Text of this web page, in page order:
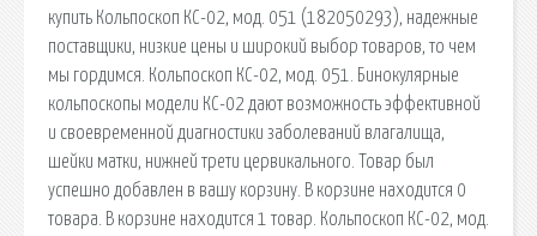
купить Кольпоскоп КС-02, мод. 051 (182050293), надежные
поставщики, низкие цены и широкий выбор товаров, то чем
мы гордимся. Кольпоскоп КС-02, мод. 051. Бинокулярные
кольпоскопы модели КС-02 дают возможность эффективной
и своевременной диагностики заболеваний влагалища,
шейки матки, нижней трети цервикального. Товар был
успешно добавлен в вашу корзину. В корзине находится 0
товара. В корзине находится 1 товар. Кольпоскоп КС-02, мод.